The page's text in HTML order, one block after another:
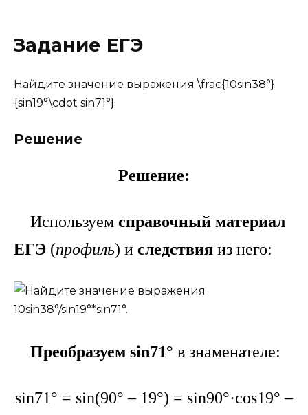
Задание ЕГЭ
Найдите значение выражения \frac{10sin38°}
{sin19°\cdot sin71°}.
Решение
Решение:
Используем справочный материал
ЕГЭ (профиль) и следствия из него:
Преобразуем sin71° в знаменателе:
sin71° = sin(90° – 19°) = sin90°·cos19° –